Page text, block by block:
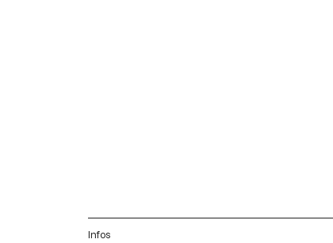
Infos